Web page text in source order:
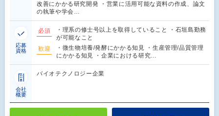
改善にかかる研究開発 ・営業に活用可能な資料の作成、論文
の執筆や学会…
応募
資格
必須
・理系の修士号以上を取得していること ・石垣島勤務
が可能なこと
歓迎
・微生物培養/発酵にかかる知見 ・生産管理/品質管理
にかかる知見 ・企業における研究…
会社
概要
バイオテクノロジー企業